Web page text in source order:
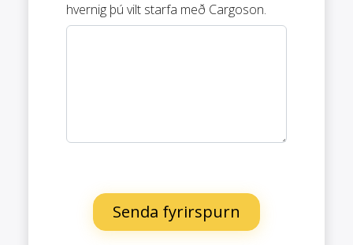
hvernig þú vilt starfa með Cargoson.